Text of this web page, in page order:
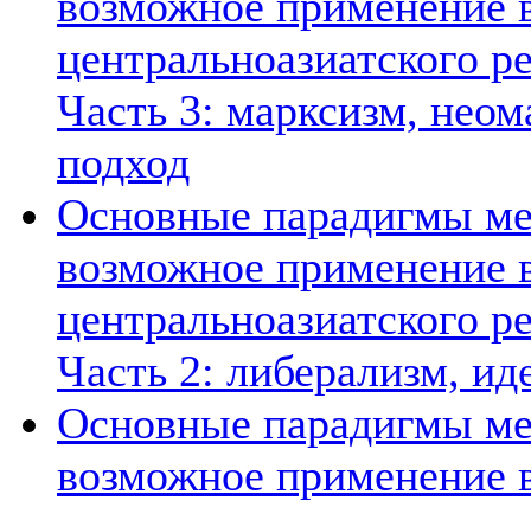
центральноазиатского
Часть 3: марксизм,
подход
Основные парадигмы
возможное применение
центральноазиатского
Часть 2: либерализм,
Основные парадигмы
возможное применение